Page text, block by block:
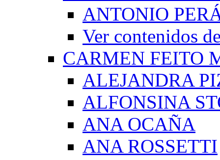
ANTONIO
Ver contenidos
CARMEN FEITO
ALEJANDRA
ALFONSINA
ANA OCAÑA
ANA ROSSETTI